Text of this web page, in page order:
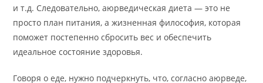
и т.д. Следовательно, аюрведическая диета — это не
просто план питания, а жизненная философия, которая
поможет постепенно сбросить вес и обеспечить
идеальное состояние здоровья.
Говоря о еде, нужно подчеркнуть, что, согласно аюрведе,